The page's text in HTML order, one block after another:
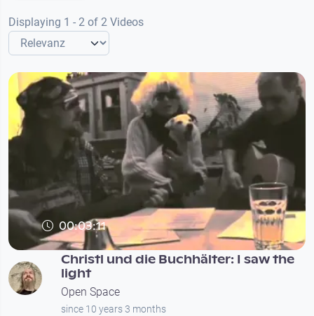
Displaying 1 - 2 of 2 Videos
00:03:11
Christl und die Buchhälter: I saw the
light
Open Space
since 10 years 3 months